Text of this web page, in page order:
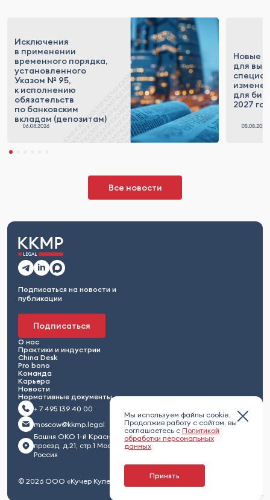
Исключения
в применении
временного порядка,
установленного
Указом № 95,
к исполнению
обязательств
по банковским
вкладам (депозитам)
Новые
для
для
2027
Все новости
Мы используем файлы cookie.
Продолжив работу с сайтом, вы
соглашаетесь с Политикой
обработки персональных
данных
Принять
Подписаться на новости и
публикации
Подписаться
О нас
Практики и индустрии
China Desk
Pro bono
Команда
Карьера
Новости
Нормативные документы
+ 7 495 139 40 00
moscow@kkmp.legal
Башня ОКО 1-й Красногвардейский
проезд, д.21, стр.1 Москва 123112,
Россия
© 2026 ООО «Кучер Кулешов Максименко и партнеры»